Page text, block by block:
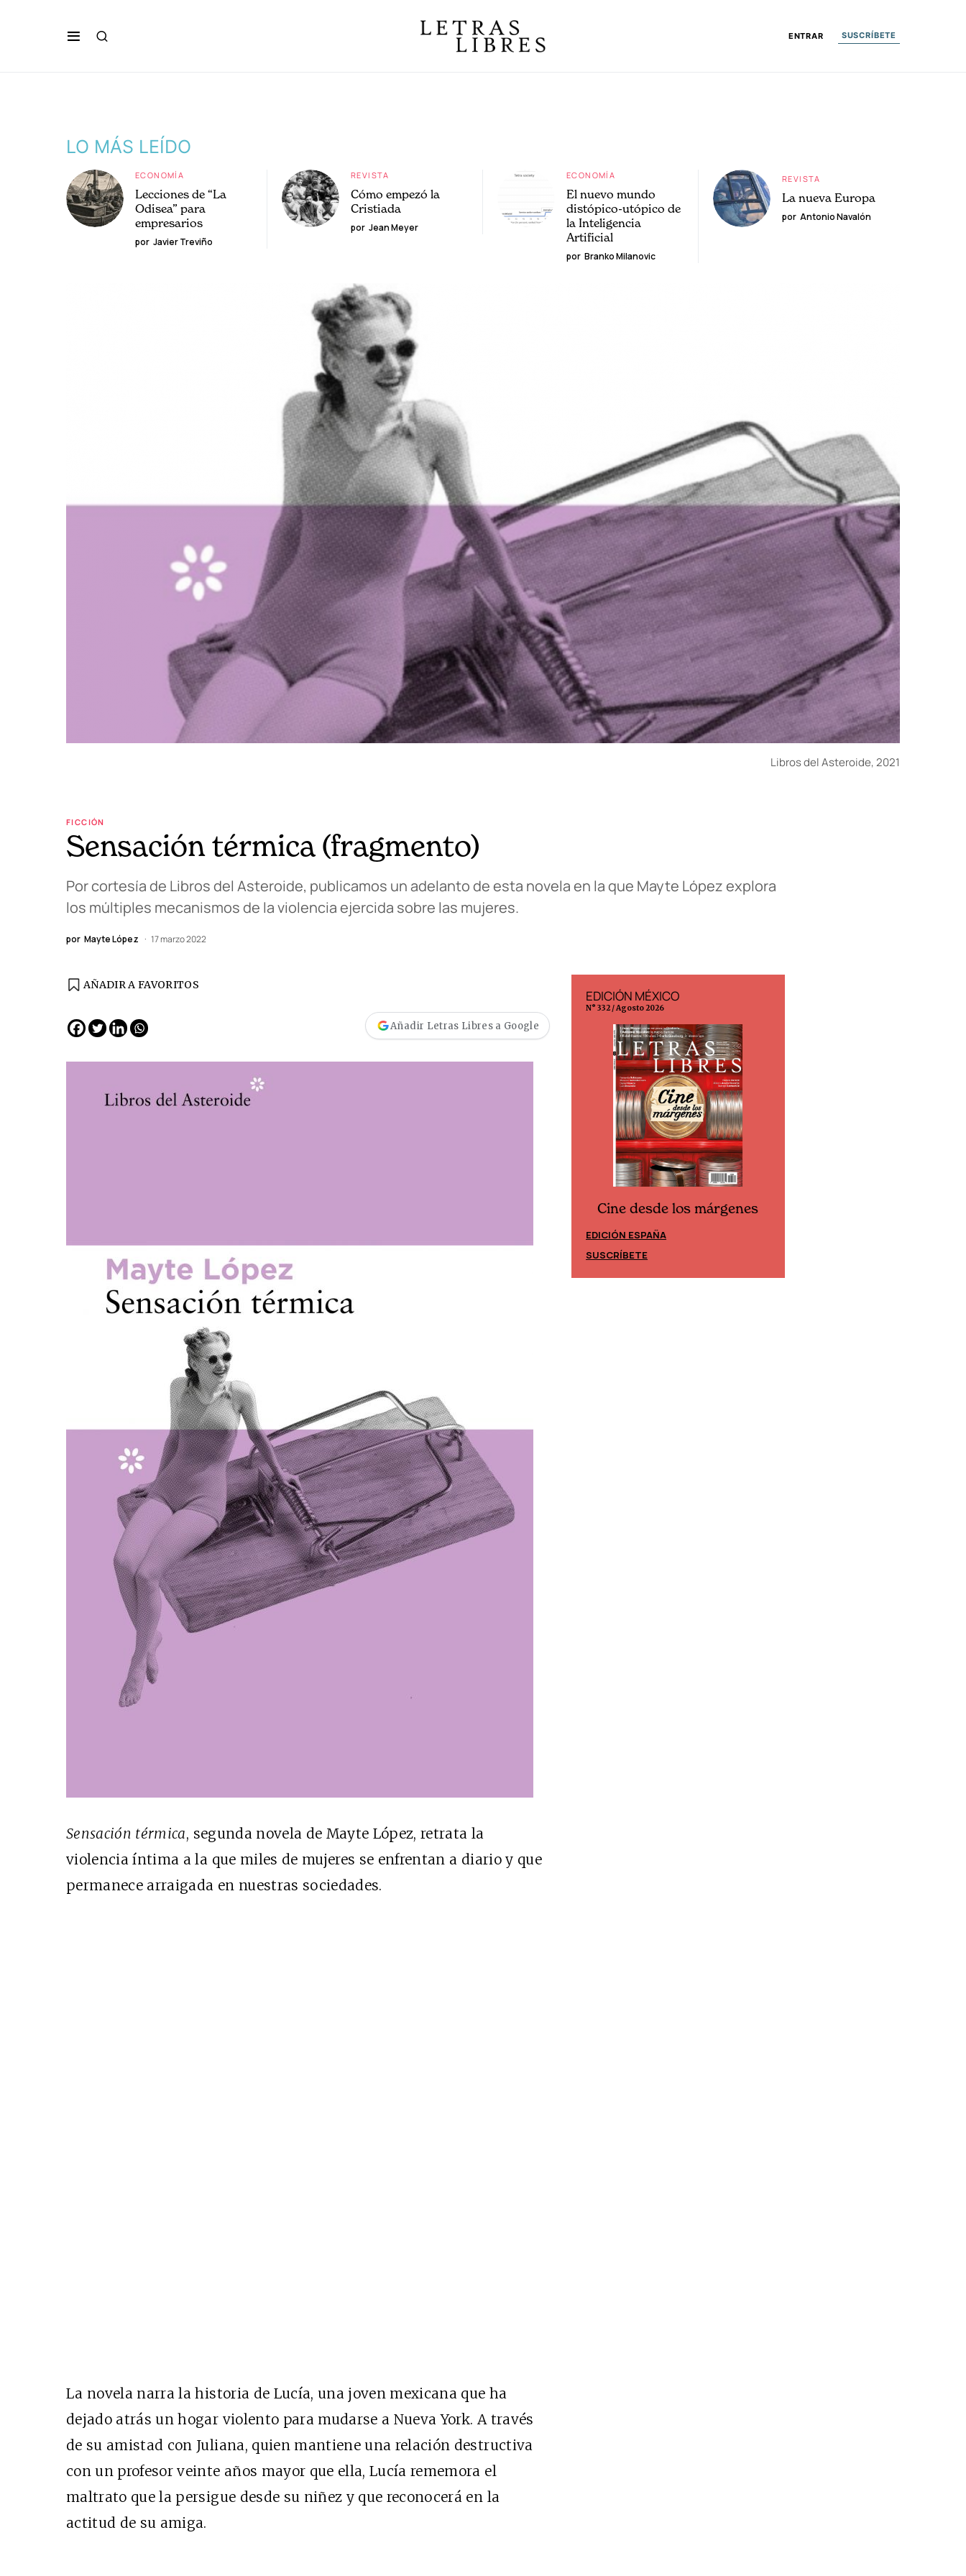
ENTRAR SUSCRÍBETE
LO MÁS LEÍDO
ECONOMÍA
Lecciones de “La
Odisea” para
empresarios
por Javier Treviño
REVISTA
Cómo empezó la
Cristiada
por Jean Meyer
ECONOMÍA
El nuevo mundo
distópico-utópico de
la Inteligencia
Artificial
por Branko Milanovic
REVISTA
La nueva Europa
por Antonio Navalón
Libros del Asteroide, 2021
FICCIÓN
Sensación térmica (fragmento)
Por cortesía de Libros del Asteroide, publicamos un adelanto de esta novela en la que Mayte López explora
los múltiples mecanismos de la violencia ejercida sobre las mujeres.
por Mayte López 17 marzo 2022
AÑADIR A FAVORITOS
Añadir Letras Libres a Google
Sensación térmica, segunda novela de Mayte López, retrata la
violencia íntima a la que miles de mujeres se enfrentan a diario y que
permanece arraigada en nuestras sociedades.
La novela narra la historia de Lucía, una joven mexicana que ha
dejado atrás un hogar violento para mudarse a Nueva York. A través
de su amistad con Juliana, quien mantiene una relación destructiva
con un profesor veinte años mayor que ella, Lucía rememora el
maltrato que la persigue desde su niñez y que reconocerá en la
actitud de su amiga.
EDICIÓN MÉXICO
N° 332 / Agosto 2026
Cine desde los márgenes
EDICIÓN ESPAÑA
SUSCRÍBETE